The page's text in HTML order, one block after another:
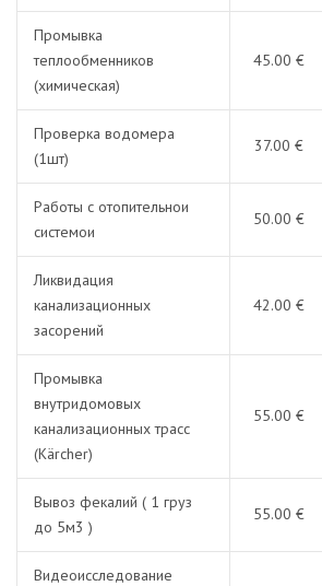
Промывка
теплообменников
(химическая)
45.00 €
Проверка водомера
(1шт)
37.00 €
Работы с отопительнои
системои
50.00 €
Ликвидация
канализационных
засорений
42.00 €
Промывка
внутридомовых
канализационных трасс
(Kärcher)
55.00 €
Вывоз фекалий ( 1 груз
до 5м3 )
55.00 €
Видеоисследование